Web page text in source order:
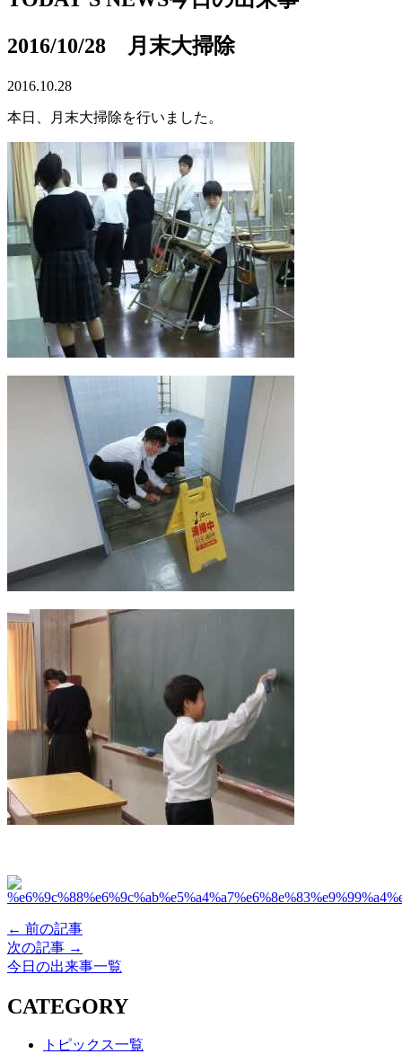
2016/10/28 月末大掃除
2016.10.28
本日、月末大掃除を行いました。
← 前の記事
次の記事 →
今日の出来事一覧
CATEGORY
トピックス一覧